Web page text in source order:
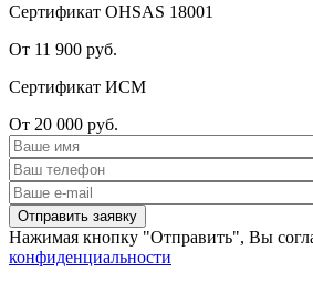
Сертификат OHSAS 18001
От 11 900 руб.
Сертификат ИСМ
От 20 000 руб.
Нажимая кнопку "Отправить", Вы
конфиденциальности